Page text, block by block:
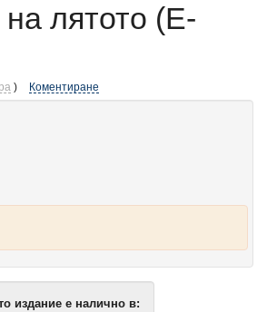
лятото (Е-
Коментиране
издание е налично в: